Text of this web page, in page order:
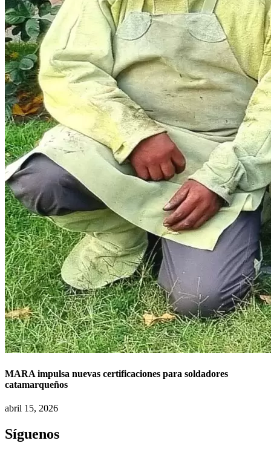
MARA impulsa nuevas certificaciones para soldadores
catamarqueños
abril 15, 2026
Síguenos